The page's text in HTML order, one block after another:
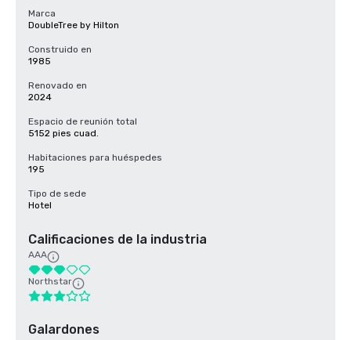
Marca
DoubleTree by Hilton
Construido en
1985
Renovado en
2024
Espacio de reunión total
5152 pies cuad.
Habitaciones para huéspedes
195
Tipo de sede
Hotel
Calificaciones de la industria
AAA
Northstar
Galardones